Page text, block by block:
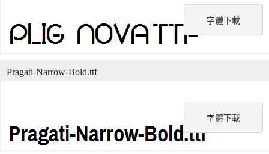
字體下載
字體下載
Pragati-Narrow-Bold.ttf